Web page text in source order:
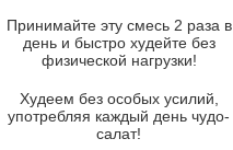
Грибной крем-суп с кростини с
козьим сыром
Суп мисо с зеленым луком и
тофу
Принимайте эту смесь 2 раза в
день и быстро худейте без
физической нагрузки!
Худеем без особых усилий,
употребляя каждый день чудо-
салат!